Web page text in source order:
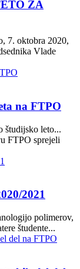
ZA
7. oktobra 2020,
Vlade
na FTPO
študijsko leto...
FTPO sprejeli
2021
polimerov,
študente...